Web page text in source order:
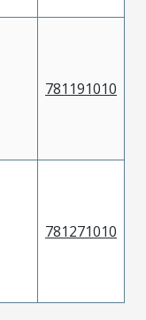
781191010
781271010